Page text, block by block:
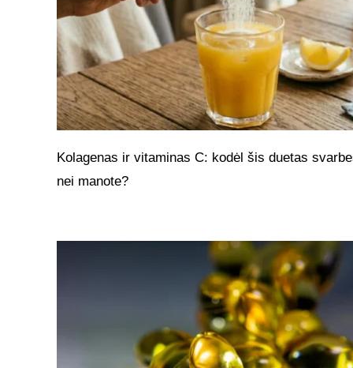
Kolagenas ir vitaminas C: kodėl šis duetas
nei manote?